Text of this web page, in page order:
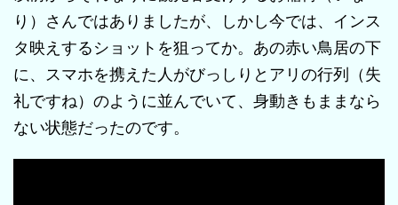
り）さんではありましたが、しかし今では、インス
タ映えするショットを狙ってか。あの赤い鳥居の下
に、スマホを携えた人がびっしりとアリの行列（失
礼ですね）のように並んでいて、身動きもままなら
ない状態だったのです。